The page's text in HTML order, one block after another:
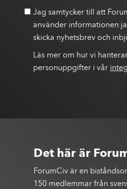
Jag samtycker till att
använder informationen
skicka nyhetsbrev och
Läs mer om hur vi
personuppgifter i vår
Det här är
ForumCiv är en
150 medlemmar från